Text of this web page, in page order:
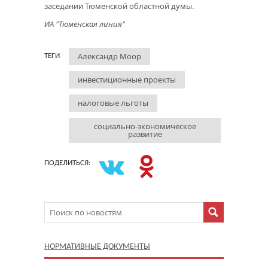
заседании Тюменской областной думы.
ИА "Тюменская линия"
ТЕГИ Александр Моор
инвестиционные проекты
налоговые льготы
социально-экономическое
развитие
ПОДЕЛИТЬСЯ:
НОРМАТИВНЫЕ ДОКУМЕНТЫ